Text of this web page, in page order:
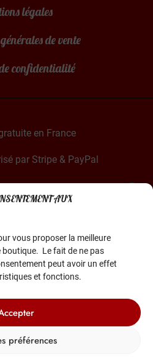
AUX
vous proposer la meilleure
boutique. Le fait de ne pas
peut avoir un effet
et fonctions.
préférences
légales
de vente
confidentialité
en France
par Stripe & PayPal
une entreprise française
sud de la France